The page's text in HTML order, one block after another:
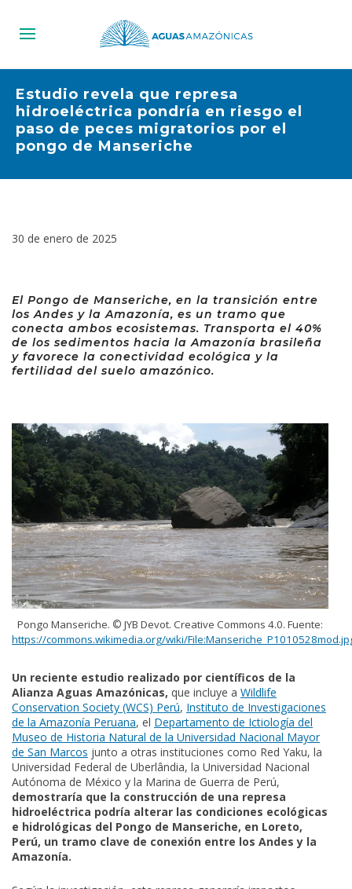
Estudio revela que represa
hidroeléctrica pondría en riesgo el
paso de peces migratorios por el
pongo de Manseriche
30 de enero de 2025
El Pongo de Manseriche, en la transición entre
los Andes y la Amazonía, es un tramo que
conecta ambos ecosistemas. Transporta el 40%
de los sedimentos hacia la Amazonía brasileña
y favorece la conectividad ecológica y la
fertilidad del suelo amazónico.
Pongo Manseriche. © JYB Devot. Creative Commons 4.0. Fuente:
https://commons.wikimedia.org/wiki/
Un reciente estudio realizado por científicos de la
Alianza Aguas Amazónicas, que incluye a Wildlife
Conservation Society (WCS) Perú, Instituto de Investigaciones
de la Amazonía Peruana, el Departamento de Ictiología del
Museo de Historia Natural de la Universidad Nacional Mayor
de San Marcos junto a otras instituciones como Red Yaku, la
Universidad Federal de Uberlândia, la Universidad Nacional
Autónoma de México y la Marina de Guerra de Perú,
demostraría que la construcción de una represa
hidroeléctrica podría alterar las condiciones ecológicas
e hidrológicas del Pongo de Manseriche, en Loreto,
Perú, un tramo clave de conexión entre los Andes y la
Amazonía.